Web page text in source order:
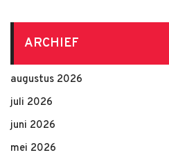
ARCHIEF
augustus 2026
juli 2026
juni 2026
mei 2026